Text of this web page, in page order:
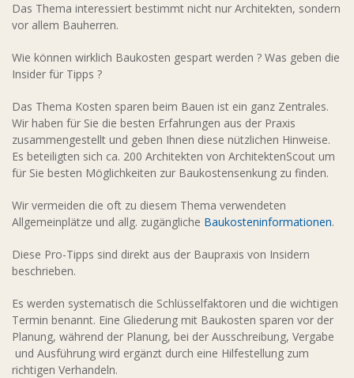
Das Thema interessiert bestimmt nicht nur Architekten, sondern
vor allem Bauherren.
Wie können wirklich Baukosten gespart werden ? Was geben die
Insider für Tipps ?
Das Thema Kosten sparen beim Bauen ist ein ganz Zentrales.
Wir haben für Sie die besten Erfahrungen aus der Praxis
zusammengestellt und geben Ihnen diese nützlichen Hinweise.
Es beteiligten sich ca. 200 Architekten von ArchitektenScout um
für Sie besten Möglichkeiten zur Baukostensenkung zu finden.
Wir vermeiden die oft zu diesem Thema verwendeten
Allgemeinplätze und allg. zugängliche Baukosteninformationen.
Diese Pro-Tipps sind direkt aus der Baupraxis von Insidern
beschrieben.
Es werden systematisch die Schlüsselfaktoren und die wichtigen
Termin benannt. Eine Gliederung mit Baukosten sparen vor der
Planung, während der Planung, bei der Ausschreibung, Vergabe
und Ausführung wird ergänzt durch eine Hilfestellung zum
richtigen Verhandeln.